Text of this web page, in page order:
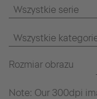
Wszystkie serie
Wszystkie
Rozmiar obrazu
Note: Our 300dpi